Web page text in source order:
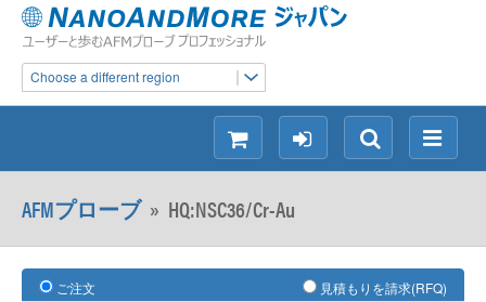
Choose a different region
メ
ニ
検
索
ロ
グ
イ
シ
ョ
ッ
ン
AFMプローブ» HQ:NSC36/Cr-Au
ご注文
見積もりを請求(RFQ)